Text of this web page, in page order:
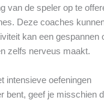
van de speler op te
Deze coaches
kan een
zelfs nerveus maakt.
intensieve oefeningen
bent, geef je misschien